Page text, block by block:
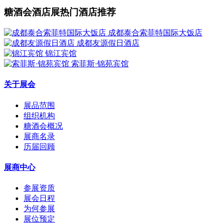
糖酒会酒店展热门酒店推荐
成都泰合索菲特国际大饭店
成都友源假日酒店
锦江宾馆
索菲斯·锦苑宾馆
关于展会
展品范围
组织机构
糖酒会概况
展商名录
历届回顾
展商中心
参展资质
展会日程
为何参展
展位预定